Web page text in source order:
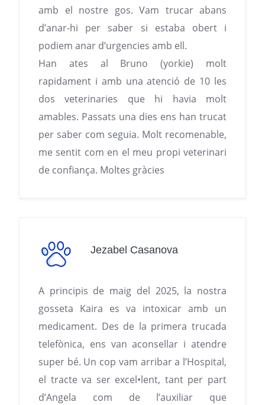
amb el nostre gos. Vam trucar abans
d’anar-hi per saber si estaba obert i
podiem anar d’urgencies amb ell.
Han ates al Bruno (yorkie) molt
rapidament i amb una atenció de 10 les
dos veterinaries que hi havia molt
amables. Passats una dies ens han trucat
per saber com seguia. Molt recomenable,
me sentit com en el meu propi veterinari
de confiança. Moltes gràcies
Jezabel Casanova
A principis de maig del 2025, la nostra
gosseta Kaira es va intoxicar amb un
medicament. Des de la primera trucada
telefònica, ens van aconsellar i atendre
super bé. Un cop vam arribar a l’Hospital,
el tracte va ser excel•lent, tant per part
d’Angela com de l’auxiliar que